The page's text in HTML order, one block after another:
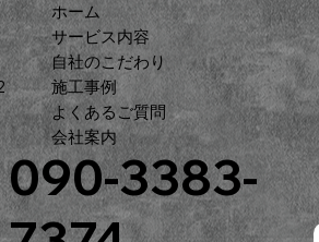
ホーム
サービス内容
​自社のこだわり
施工事例
よくあるご質問
会社案内
090-3383-